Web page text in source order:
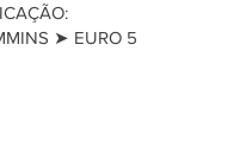
➤ EURO 5